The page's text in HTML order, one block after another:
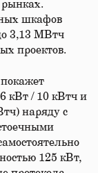
рынках.
шкафов
3,13 МВтч
проектов.
кВт / 10 кВтч и
наряду с
125 кВт,